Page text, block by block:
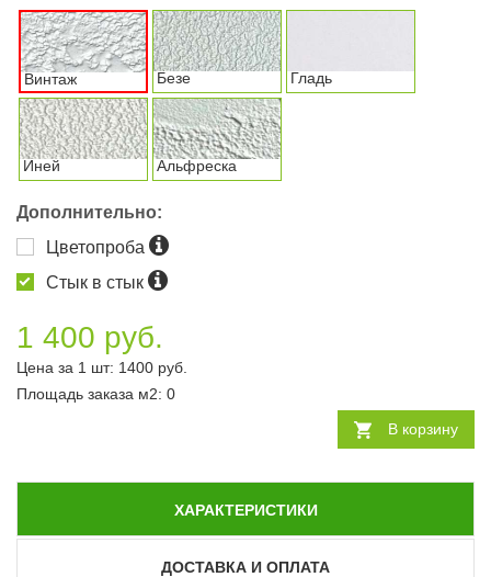
Винтаж Безе Гладь
Иней Альфреска
Дополнительно:
Цветопроба
Стык в стык
1 400 руб.
Цена за 1 шт: 1400 руб.
Площадь заказа м2: 0
В корзину
ХАРАКТЕРИСТИКИ
ДОСТАВКА И ОПЛАТА